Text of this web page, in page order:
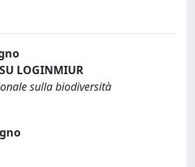
LOGINMIUR
sulla biodiversità